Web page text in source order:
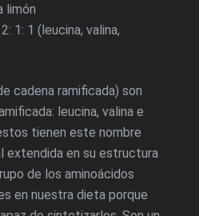
limón
1: 1 (leucina, valina,
cadena ramificada) son
leucina, valina e
tienen este nombre
extendida en su estructura
de los aminoácidos
en nuestra dieta porque